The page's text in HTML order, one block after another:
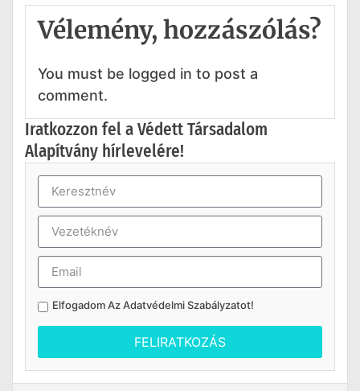
Vélemény, hozzászólás?
You must be logged in to post a
comment.
Iratkozzon fel a Védett Társadalom
Alapítvány hírlevelére!
Elfogadom AzAdatvédelmi Szabályzatot!
FELIRATKOZÁS